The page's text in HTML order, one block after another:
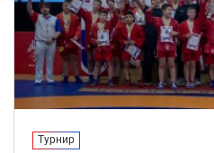
Турнир